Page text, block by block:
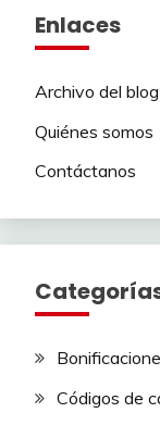
Enlaces
Archivo del blog
Quiénes somos
Contáctanos
Códigos de